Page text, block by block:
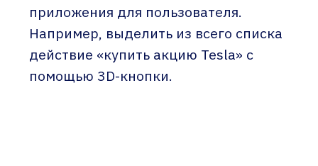
приложения для пользователя.
Например, выделить из всего списка
действие «купить акцию Tesla» с
помощью 3D-кнопки.